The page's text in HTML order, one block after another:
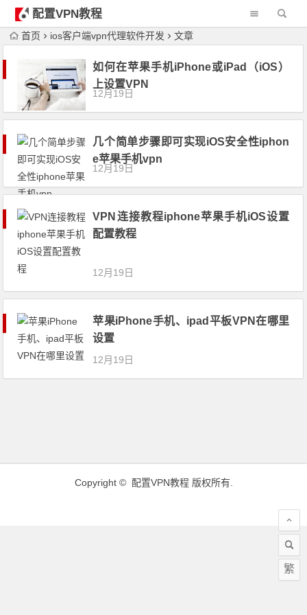
配置VPN教程
首页 ios客户端vpn代理软件开发 文章
如何在苹果手机iPhone或iPad（iOS）
上设置VPN
12月19日
几个简单步骤即可实现iOS安全性iphon
e苹果手机vpn
12月19日
VPN连接教程iphone苹果手机iOS设置
配置教程
12月19日
苹果iPhone手机、ipad平板VPN在哪里
设置
12月19日
Copyright © 配置VPN教程版权所有.
繁